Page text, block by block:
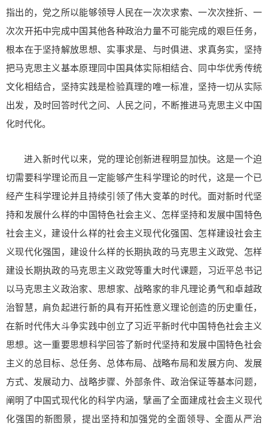
指出的，党之所以能够领导人民在一次次求索、一次次挫折、一
次次开拓中完成中国其他各种政治力量不可能完成的艰巨任务，
根本在于坚持解放思想、实事求是、与时俱进、求真务实，坚持
把马克思主义基本原理同中国具体实际相结合、同中华优秀传统
文化相结合，坚持实践是检验真理的唯一标准，坚持一切从实际
出发，及时回答时代之问、人民之问，不断推进马克思主义中国
化时代化。
进入新时代以来，党的理论创新进程明显加快。这是一个迫
切需要科学理论而且一定能够产生科学理论的时代，这是一个已
经产生科学理论并且持续引领了伟大变革的时代。面对新时代坚
持和发展什么样的中国特色社会主义、怎样坚持和发展中国特色
社会主义，建设什么样的社会主义现代化强国、怎样建设社会主
义现代化强国，建设什么样的长期执政的马克思主义政党、怎样
建设长期执政的马克思主义政党等重大时代课题，习近平总书记
以马克思主义政治家、思想家、战略家的非凡理论勇气和卓越政
治智慧，肩负起进行新的具有开拓性意义理论创造的历史重任，
在新时代伟大斗争实践中创立了习近平新时代中国特色社会主义
思想。这一重要思想科学回答了新时代坚持和发展中国特色社会
主义的总目标、总任务、总体布局、战略布局和发展方向、发展
方式、发展动力、战略步骤、外部条件、政治保证等基本问题，
阐明了中国式现代化的科学内涵，擘画了全面建成社会主义现代
化强国的新图景，提出坚持和加强党的全面领导、全面从严治